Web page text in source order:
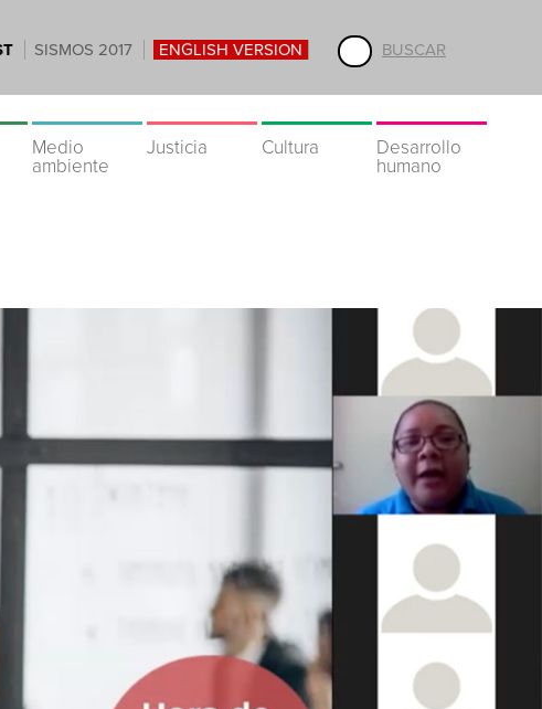
BUSCAR
SISMOS 2017 ENGLISH VERSION
Medio
ambiente
Justicia Cultura
Desarrollo
humano